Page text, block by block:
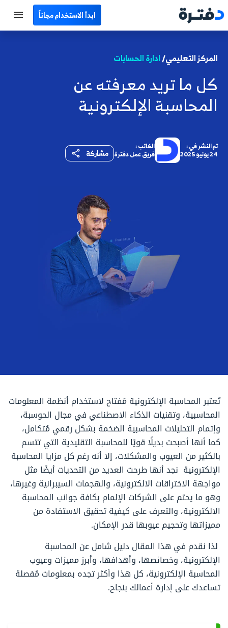
ابدأ الاستخدام مجاناً
جميع الأقسام
نماذج محاسبية
حاسبات
مصطلحات محاسبية
المركز التعليمي/ادارة الحسابات
كل ما تريد معرفته عن
المحاسبة الإلكترونية
تم النشر في :
24 يونيو 2025
الكاتب :
فريق عمل دفترة مشاركة
تُعتبر المحاسبة الإلكترونية مُفتاح لاستخدام أنظمة المعلومات
المحاسبية، وتقنيات الذكاء الاصطناعي في مجال الحوسبة،
وإتمام التحليلات المحاسبية الضخمة بشكل رقمي مُتكامل،
كما أنها أصبحت بديلًا قويًا للمحاسبة التقليدية التي تتسم
بالكثير من العيوب والمشكلات، إلا أنه رغم كل مزايا المحاسبة
الإلكترونية نجد أنها طرحت العديد من التحديات أيضًا مثل
مواجهة الاختراقات الالكترونية، والهجمات السيبرانية وغيرها،
وهو ما يحتم على الشركات الإلمام بكافة جوانب المحاسبة
الالكترونية، والتعرف على كيفية تحقيق الاستفادة من
مميزاتها وتحجيم عيوبها قدر الإمكان.
لذا نقدم في هذا المقال دليل شامل عن المحاسبة
الإلكترونية، وخصائصها، وأهدافها، وأبرز مميزات وعيوب
المحاسبة الإلكترونية، كل هذا وأكثر تجده بمعلومات مُفصلة
تساعدك على إدارة أعمالك بنجاح.